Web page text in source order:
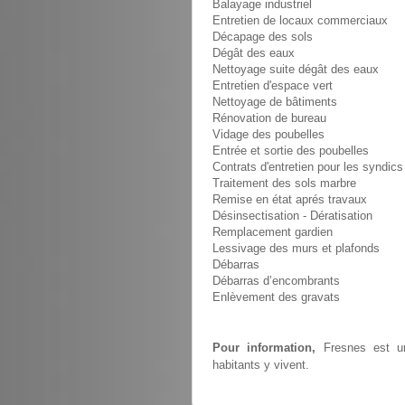
Balayage industriel
Entretien de locaux commerciaux
Décapage des sols
Dégât des eaux
Nettoyage suite dégât des eaux
Entretien d'espace vert
Nettoyage de bâtiments
Rénovation de bureau
Vidage des poubelles
Entrée et sortie des poubelles
Contrats d'entretien pour les syndics
Traitement des sols marbre
Remise en état aprés travaux
Désinsectisation - Dératisation
Remplacement gardien
Lessivage des murs et plafonds
Débarras
Débarras d’encombrants
Enlèvement des gravats
Pour information, Fresnes est
habitants y vivent.